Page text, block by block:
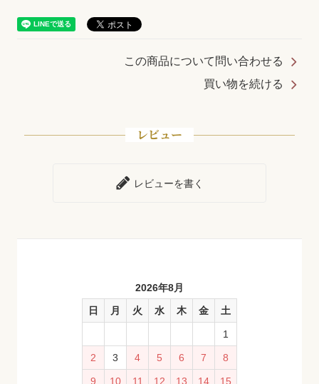
この商品について問い合わせる
買い物を続ける
レビュー
レビューを書く
2026年8月
日
月 火 水 木 金 土
1
2 3 4 5 6 7 8
9 10 11 12 13 14 15